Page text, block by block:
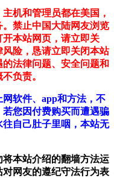
机和管理员都在美国，
。禁止中国大陆网友浏览
本站网页，请立即关
险，恳请立即关闭本站
法律问题、安全问题和
负责。
软件、app和方法，不
您因付费购买而遭遇骗
自己肚子里咽，本站无
本站介绍的翻墙方法运
网友的遵纪守法行为表